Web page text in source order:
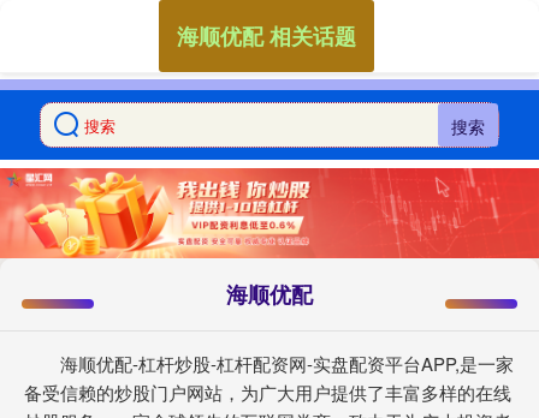
搜索
海顺优配
海顺优配-杠杆炒股-杠杆配资网-实盘配资平台APP,是一家
备受信赖的炒股门户网站，为广大用户提供了丰富多样的在线
海顺优配 相关话题